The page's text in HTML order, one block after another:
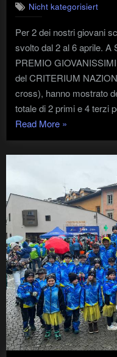
Nicht kategorisiert
Per 2 dei nostri giovani
svolto dal 2 al 6 aprile. A
PREMIO
del CRITERIUM
cross), hanno mostrato
totale di 2 primi e 4 terzi
Read More"CRITERIUM
NAZIONALE
CUCCIOLI-
PREMIO
GIOVANISSIMI
FINALE
NAZIONALE"
»